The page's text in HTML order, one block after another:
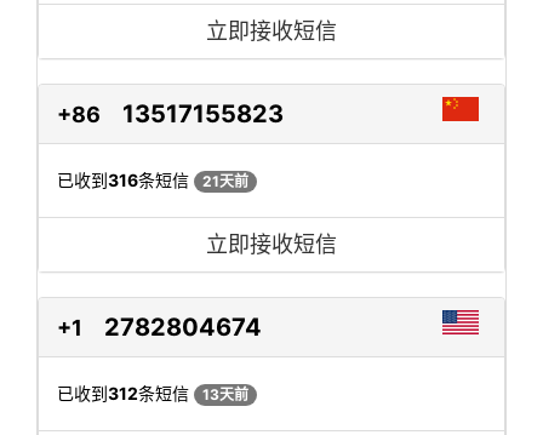
立即接收短信
+86 13517155823
已收到316条短信 21天前
立即接收短信
+1 2782804674
已收到312条短信 13天前